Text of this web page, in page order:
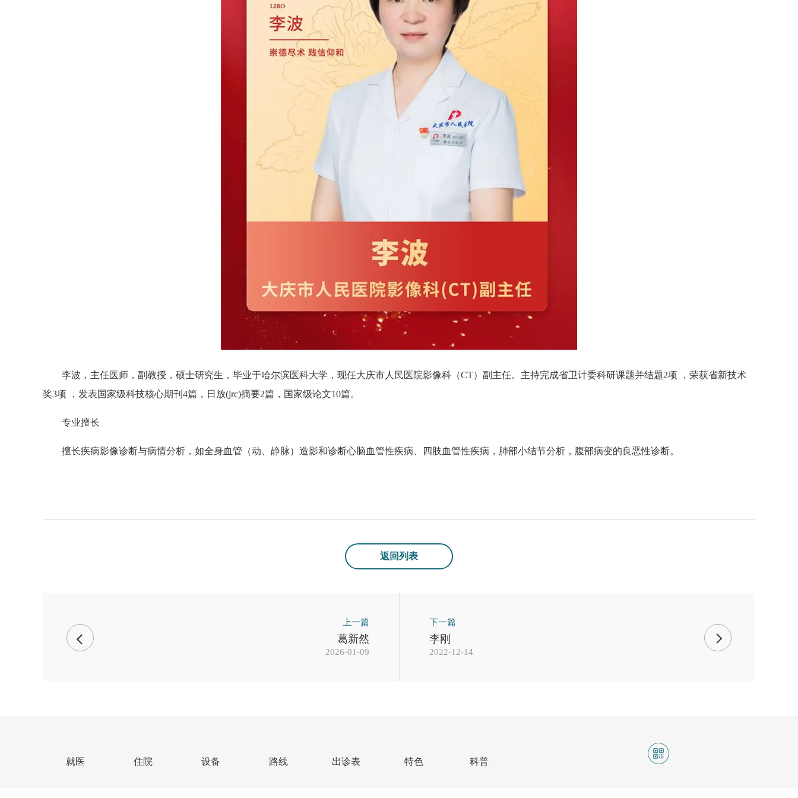
李波，主任医师，副教授，硕士研究生，毕业于哈尔滨医科大学，现任大庆市人民医院影像科（CT）副主任。主持完成省卫计委科研课题并结题2项 ，荣获省新技术
奖3项 ，发表国家级科技核心期刊4篇，日放(jrc)摘要2篇，国家级论文10篇。
专业擅长
擅长疾病影像诊断与病情分析，如全身血管（动、静脉）造影和诊断心脑血管性疾病、四肢血管性疾病，肺部小结节分析，腹部病变的良恶性诊断。
返回列表
上一篇
葛新然
2026-01-09
下一篇
李刚
2022-12-14
就医 住院 设备 路线 出诊表 特色 科普